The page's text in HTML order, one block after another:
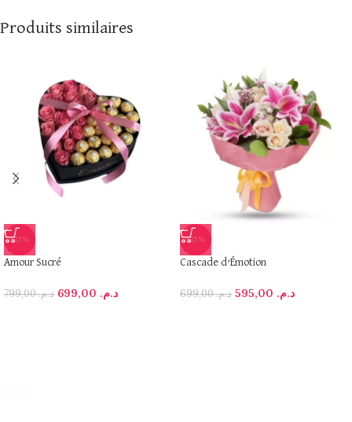
Produits similaires
-13%
Amour Sucré
د.م.799,00 د.م.
-15%
Cascade d’Émotion
د.م.699,00 د.م.